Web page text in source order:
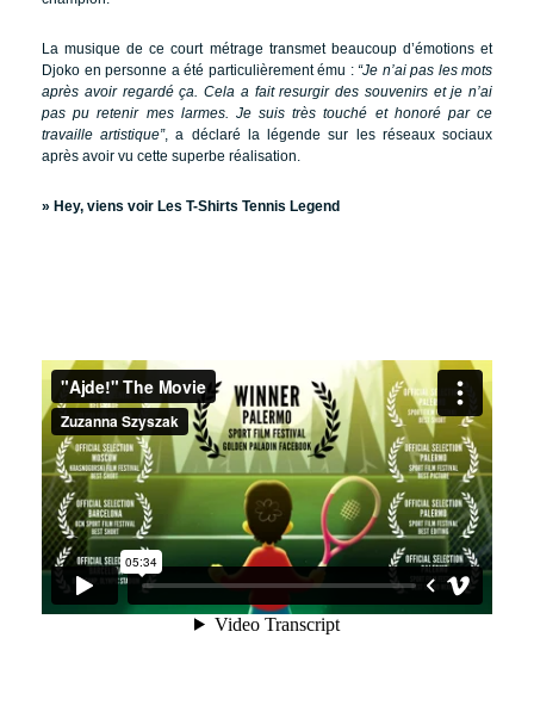
La musique de ce court métrage transmet beaucoup d’émotions et
Djoko en personne a été particulièrement ému : “Je n’ai pas les mots
après avoir regardé ça. Cela a fait resurgir des souvenirs et je n’ai
pas pu retenir mes larmes. Je suis très touché et honoré par ce
travaille artistique”, a déclaré la légende sur les réseaux sociaux
après avoir vu cette superbe réalisation.
» Hey, viens voir Les T-Shirts Tennis Legend